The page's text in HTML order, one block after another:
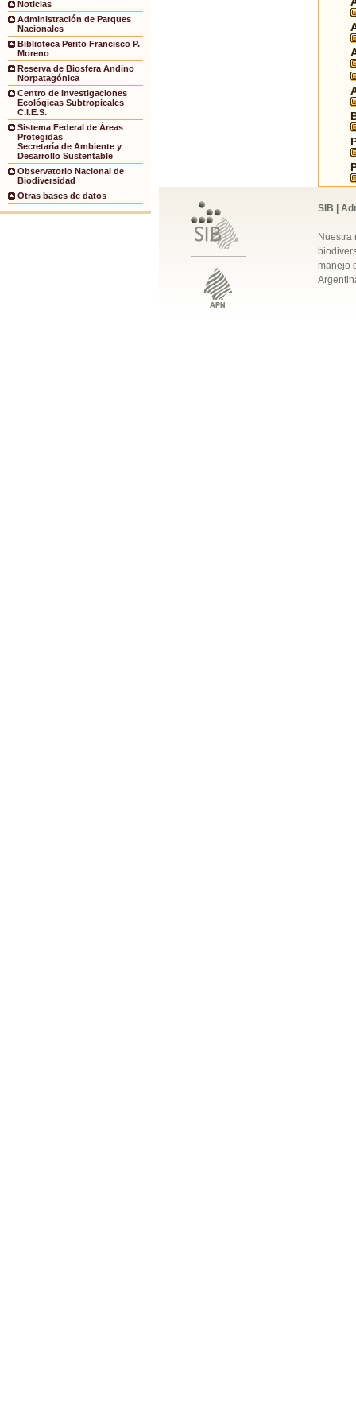
Noticias
Administración de Parques
Nacionales
Biblioteca Perito Francisco P.
Moreno
Reserva de Biosfera Andino
Norpatagónica
Centro de Investigaciones
Ecológicas Subtropicales
C.I.E.S.
Sistema Federal de Áreas
Protegidas
Secretaría de Ambiente y
Desarrollo Sustentable
Observatorio Nacional de
Biodiversidad
Otras bases de datos
SIB |
Nuestra
manejo